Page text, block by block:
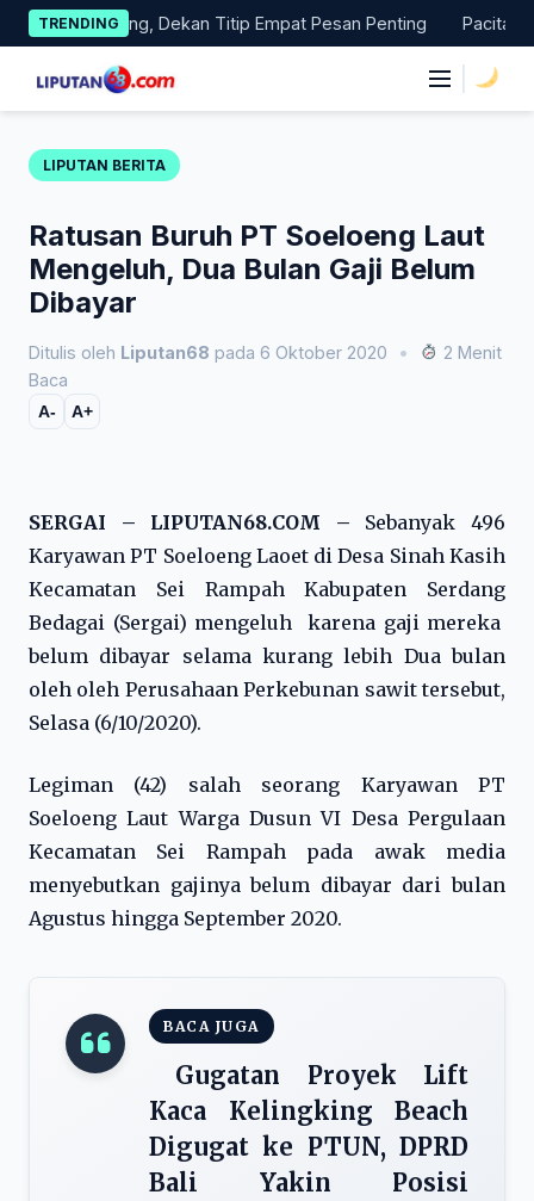
Skip
to
content
TRENDING
Magang, Dekan Titip Empat Pesan Penting Pacitan
LIPUTAN BERITA
Ratusan Buruh PT Soeloeng Laut
Mengeluh, Dua Bulan Gaji Belum
Dibayar
Ditulis oleh Liputan68 pada 6 Oktober 2020 •
2 Menit
Baca
A- A+
SERGAI – LIPUTAN68.COM – Sebanyak 496
Karyawan PT Soeloeng Laoet di Desa Sinah Kasih
Kecamatan Sei Rampah Kabupaten Serdang
Bedagai (Sergai) mengeluh karena gaji mereka
belum dibayar selama kurang lebih Dua bulan
oleh oleh Perusahaan Perkebunan sawit tersebut,
Selasa (6/10/2020).
Legiman (42) salah seorang Karyawan PT
Soeloeng Laut Warga Dusun VI Desa Pergulaan
Kecamatan Sei Rampah pada awak media
menyebutkan gajinya belum dibayar dari bulan
Agustus hingga September 2020.
BACA JUGA
Gugatan Proyek Lift
Kaca Kelingking Beach
Digugat ke PTUN, DPRD
Bali Yakin Posisi